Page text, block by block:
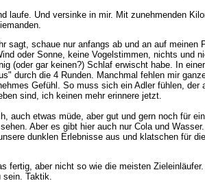
laufe. Und versinke in mir. Mit zunehmenden
sagt, schaue nur anfangs ab und an auf
oder Sonne, keine Vogelstimmen, nichts und
(oder gar keinen?) Schlaf erwischt habe. In
durch die 4 Runden. Manchmal fehlen mir
Gefühl. So muss sich ein Adler fühlen,
sind, ich keinen mehr erinnere jetzt.
auch etwas müde, aber gut und gern noch für
Aber es gibt hier auch nur Cola und
dunklen Erlebnisse aus und klatschen für
fertig, aber nicht so wie die meisten
sein. Taktik.